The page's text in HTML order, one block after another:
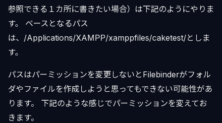
参照できる１カ所に書きたい場合）は下記のようにやりま
す。 ベースとなるパス
は、/Applications/XAMPP/xamppfiles/caketest/としま
す。
パスはパーミッションを変更しないとFilebinderがフォル
ダやファイルを作成しようと思ってもできない可能性があ
ります。 下記のような感じでパーミッションを変えてお
きます。